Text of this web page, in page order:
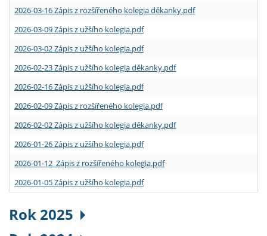
2026-03-16 Zápis z rozšířeného kolegia děkanky.pdf
2026-03-09 Zápis z užšího kolegia.pdf
2026-03-02 Zápis z užšího kolegia.pdf
2026-02-23 Zápis z užšího kolegia děkanky.pdf
2026-02-16 Zápis z užšího kolegia.pdf
2026-02-09 Zápis z rozšířeného kolegia.pdf
2026-02-02 Zápis z užšího kolegia děkanky.pdf
2026-01-26 Zápis z užšího kolegia.pdf
2026-01-12 Zápis z rozšířeného kolegia.pdf
2026-01-05 Zápis z užšího kolegia.pdf
Rok 2025